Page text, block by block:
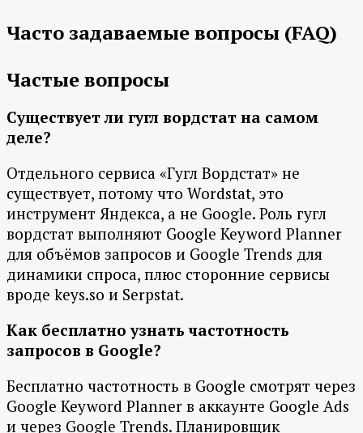
Часто задаваемые вопросы (FAQ)
Частые вопросы
Существует ли гугл вордстат на самом
деле?
Отдельного сервиса «Гугл Вордстат» не
существует, потому что Wordstat, это
инструмент Яндекса, а не Google. Роль гугл
вордстат выполняют Google Keyword Planner
для объёмов запросов и Google Trends для
динамики спроса, плюс сторонние сервисы
вроде keys.so и Serpstat.
Как бесплатно узнать частотность
запросов в Google?
Бесплатно частотность в Google смотрят через
Google Keyword Planner в аккаунте Google Ads
и через Google Trends. Планировщик